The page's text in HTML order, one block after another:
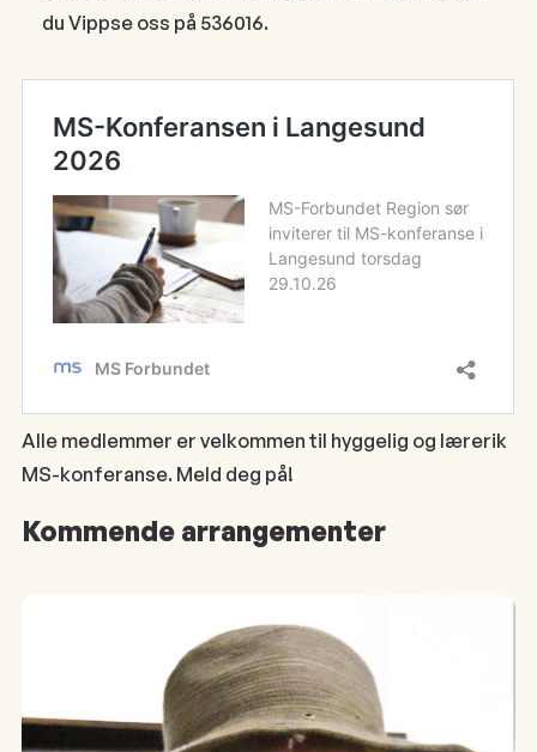
du Vippse oss på 536016.
Alle medlemmer er velkommen til hyggelig og lærerik
MS-konferanse. Meld deg på!
Kommende arrangementer